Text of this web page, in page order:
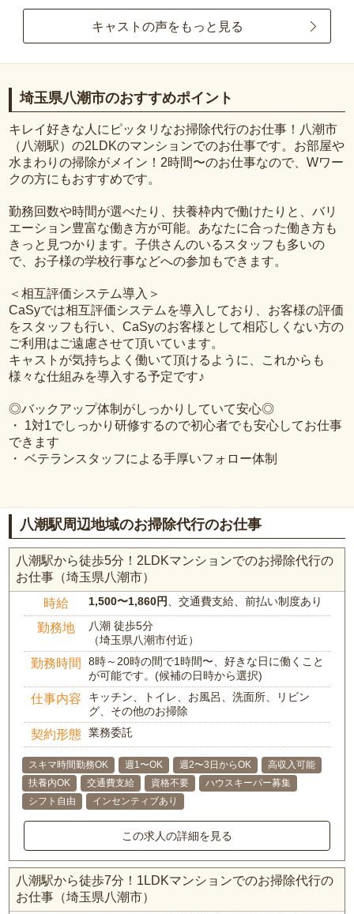
キャストの声をもっと見る
埼玉県八潮市のおすすめポイント
キレイ好きな人にピッタリなお掃除代行のお仕事！八潮市
（八潮駅）の2LDKのマンションでのお仕事です。お部屋や
水まわりの掃除がメイン！2時間〜のお仕事なので、Wワー
クの方にもおすすめです。
勤務回数や時間が選べたり、扶養枠内で働けたりと、バリ
エーション豊富な働き方が可能。あなたに合った働き方も
きっと見つかります。子供さんのいるスタッフも多いの
で、お子様の学校行事などへの参加もできます。
＜相互評価システム導入＞
CaSyでは相互評価システムを導入しており、お客様の評価
をスタッフも行い、CaSyのお客様として相応しくない方の
ご利用はご遠慮させて頂いています。
キャストが気持ちよく働いて頂けるように、これからも
様々な仕組みを導入する予定です♪
◎バックアップ体制がしっかりしていて安心◎
・ 1対1でしっかり研修するので初心者でも安心してお仕事
できます
・ ベテランスタッフによる手厚いフォロー体制
八潮駅周辺地域のお掃除代行のお仕事
八潮駅から徒歩5分！2LDKマンションでのお掃除代行の
お仕事（埼玉県八潮市）
時給 1,500〜1,860円、交通費支給、前払い制度あり
勤務地
八潮 徒歩5分
（埼玉県八潮市付近）
勤務時間
8時～20時の間で1時間〜、好きな日に働くこと
が可能です。(候補の日時から選択)
仕事内容
キッチン、トイレ、お風呂、洗面所、リビン
グ、その他のお掃除
契約形態 業務委託
スキマ時間勤務OK 週1〜OK 週2〜3日からOK
高収入可能
扶養内OK
交通費支給 資格不要
ハウスキーパー募集
シフト自由
インセンティブあり
この求人の詳細を見る
八潮駅から徒歩7分！1LDKマンションでのお掃除代行の
お仕事（埼玉県八潮市）